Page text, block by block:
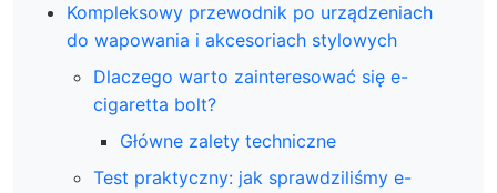
Kompleksowy przewodnik po urządzeniach
do wapowania i akcesoriach stylowych
Dlaczego warto zainteresować się e-
cigaretta bolt?
Główne zalety techniczne
Test praktyczny: jak sprawdziliśmy e-